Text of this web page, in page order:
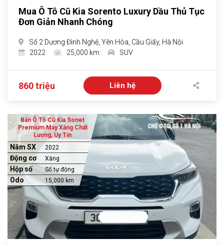
Mua Ô Tô Cũ Kia Sorento Luxury Dầu Thủ Tục
Đơn Giản Nhanh Chóng
Số 2 Dương Đình Nghệ, Yên Hòa, Cầu Giấy, Hà Nội
2022
25,000 km SUV
860 triệu Liên hệ
Bán Ô Tô Cũ Kia Sonet
Premium Máy Xăng Chất
Lượng, Uy Tín
Năm SX 2022
Động cơ Xăng
Hộp số Số tự động
Odo 15,000 km